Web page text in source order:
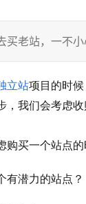
买老站，一不小
立站项目的时
，我们会考虑
购买一个站点
有潜力的站点？